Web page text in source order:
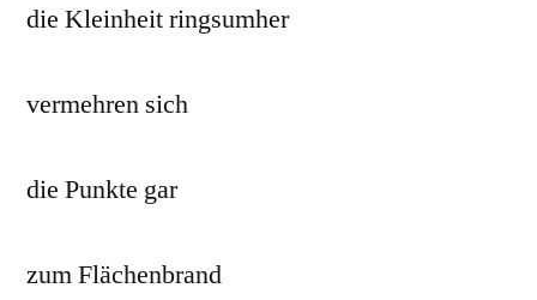
die Kleinheit ringsumher
vermehren sich
die Punkte gar
zum Flächenbrand